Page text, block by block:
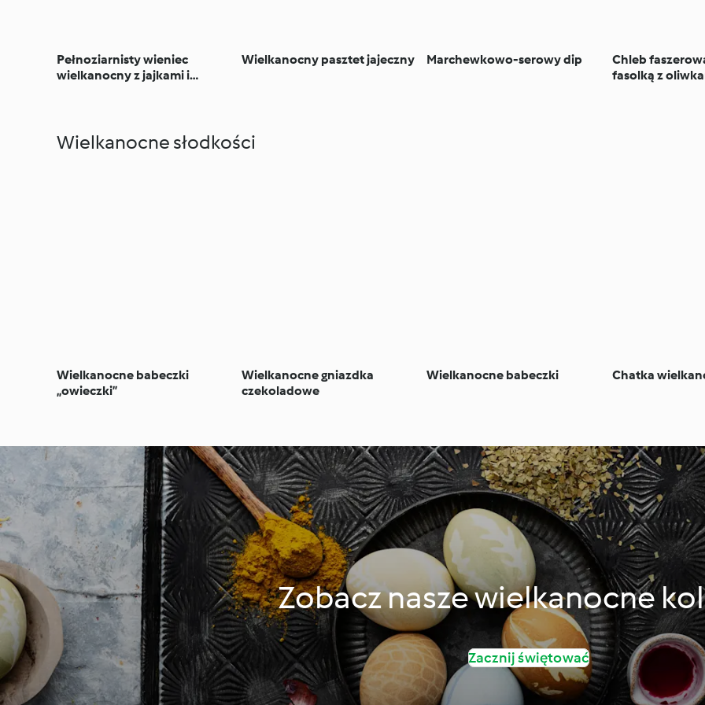
Pełnoziarnisty wieniec
wielkanocny z jajkami i
Wielkanocny pasztet jajeczny Marchewkowo-serowy dip
Chleb
fasolką z
Wielkanocne słodkości
Wielkanocne babeczki
„owieczki”
Wielkanocne gniazdka
czekoladowe
Wielkanocne babeczki Chatka
Zobacz nasze wielkanocne
Zacznij świętować